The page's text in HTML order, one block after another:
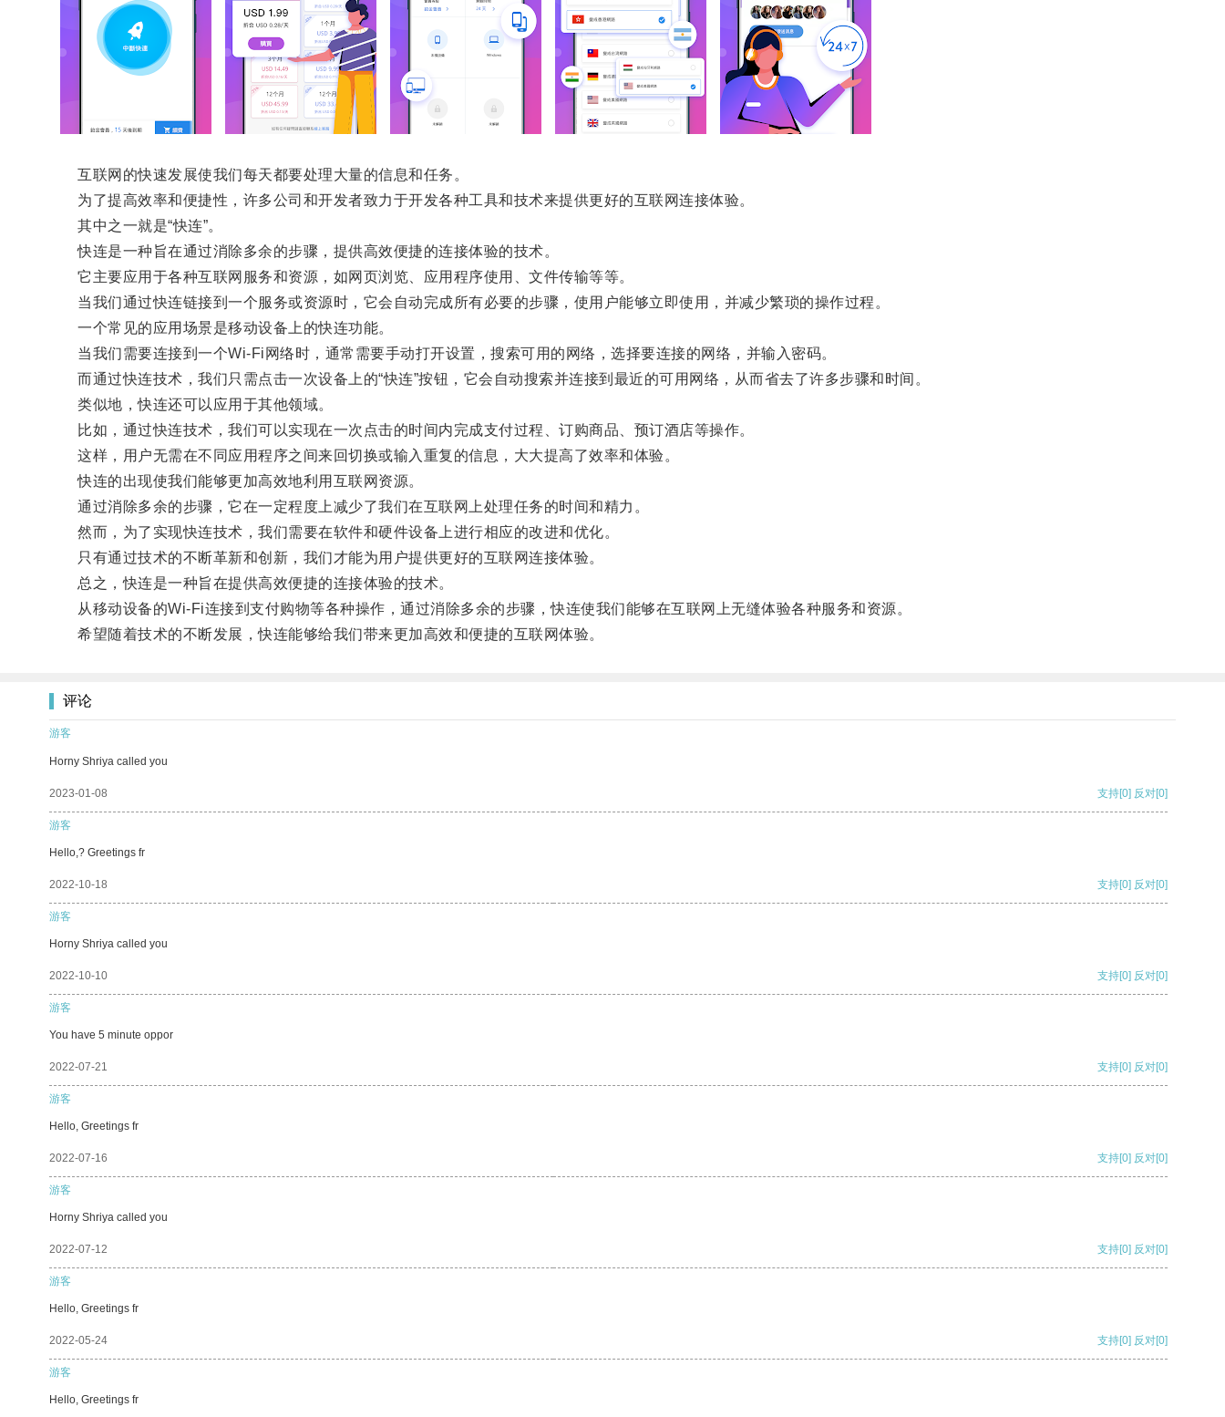
互联网的快速发展使我们每天都要处理大量的信息和任务。
为了提高效率和便捷性，许多公司和开发者致力于开发各种工具和技术来提供更好的互联网连接体验。
其中之一就是“快连”。
快连是一种旨在通过消除多余的步骤，提供高效便捷的连接体验的技术。
它主要应用于各种互联网服务和资源，如网页浏览、应用程序使用、文件传输等等。
当我们通过快连链接到一个服务或资源时，它会自动完成所有必要的步骤，使用户能够立即使用，并减少繁琐的操作过程。
一个常见的应用场景是移动设备上的快连功能。
当我们需要连接到一个Wi-Fi网络时，通常需要手动打开设置，搜索可用的网络，选择要连接的网络，并输入密码。
而通过快连技术，我们只需点击一次设备上的“快连”按钮，它会自动搜索并连接到最近的可用网络，从而省去了许多步骤和时间。
类似地，快连还可以应用于其他领域。
比如，通过快连技术，我们可以实现在一次点击的时间内完成支付过程、订购商品、预订酒店等操作。
这样，用户无需在不同应用程序之间来回切换或输入重复的信息，大大提高了效率和体验。
快连的出现使我们能够更加高效地利用互联网资源。
通过消除多余的步骤，它在一定程度上减少了我们在互联网上处理任务的时间和精力。
然而，为了实现快连技术，我们需要在软件和硬件设备上进行相应的改进和优化。
只有通过技术的不断革新和创新，我们才能为用户提供更好的互联网连接体验。
总之，快连是一种旨在提供高效便捷的连接体验的技术。
从移动设备的Wi-Fi连接到支付购物等各种操作，通过消除多余的步骤，快连使我们能够在互联网上无缝体验各种服务和资源。
希望随着技术的不断发展，快连能够给我们带来更加高效和便捷的互联网体验。
评论
游客
Horny Shriya called you
2023-01-08 支持[0] 反对[0]
游客
Hello,? Greetings fr
2022-10-18 支持[0] 反对[0]
游客
Horny Shriya called you
2022-10-10 支持[0] 反对[0]
游客
You have 5 minute oppor
2022-07-21 支持[0] 反对[0]
游客
Hello, Greetings fr
2022-07-16 支持[0] 反对[0]
游客
Horny Shriya called you
2022-07-12 支持[0] 反对[0]
游客
Hello, Greetings fr
2022-05-24 支持[0] 反对[0]
游客
Hello, Greetings fr